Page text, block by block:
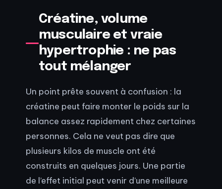
Créatine, volume
musculaire et vraie
hypertrophie : ne pas
tout mélanger
Un point prête souvent à confusion : la
créatine peut faire monter le poids sur la
balance assez rapidement chez certaines
personnes. Cela ne veut pas dire que
plusieurs kilos de muscle ont été
construits en quelques jours. Une partie
de l’effet initial peut venir d’une meilleure